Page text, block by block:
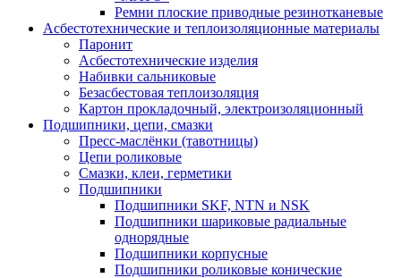
Ремни плоские приводные резинотканевые
Асбестотехнические и теплоизоляционные материалы
Паронит
Асбестотехнические изделия
Набивки сальниковые
Безасбестовая теплоизоляция
Картон прокладочный, электроизоляционный
Подшипники, цепи, смазки
Пресс-маслёнки (тавотницы)
Цепи роликовые
Смазки, клеи, герметики
Подшипники
Подшипники SKF, NTN и NSK
Подшипники шариковые радиальные
однорядные
Подшипники корпусные
Подшипники роликовые конические